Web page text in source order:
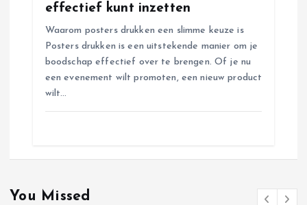
effectief kunt inzetten
Waarom posters drukken een slimme keuze is
Posters drukken is een uitstekende manier om je
boodschap effectief over te brengen. Of je nu
een evenement wilt promoten, een nieuw product
wilt…
You Missed